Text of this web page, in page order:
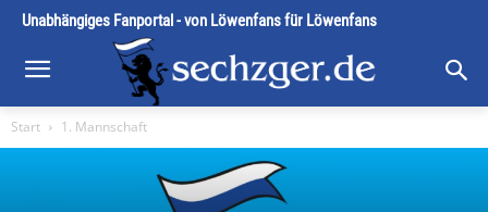
Unabhängiges Fanportal - von Löwenfans für Löwenfans
Start 1. Mannschaft